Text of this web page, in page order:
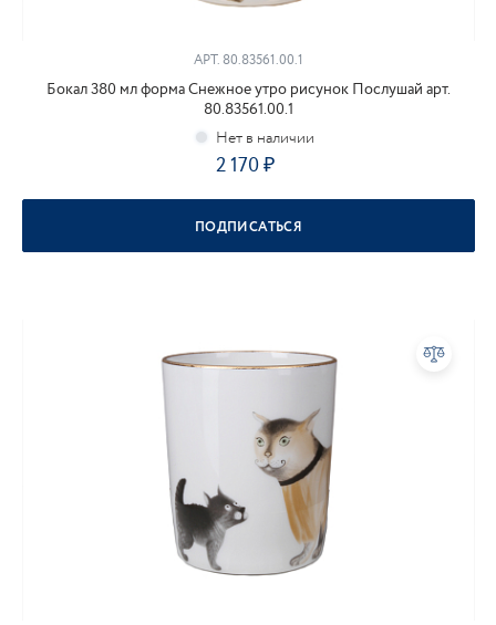
АРТ. 80.83561.00.1
Бокал 380 мл форма Снежное утро рисунок Послушай арт.
80.83561.00.1
2 170
ПОДПИСАТЬСЯ